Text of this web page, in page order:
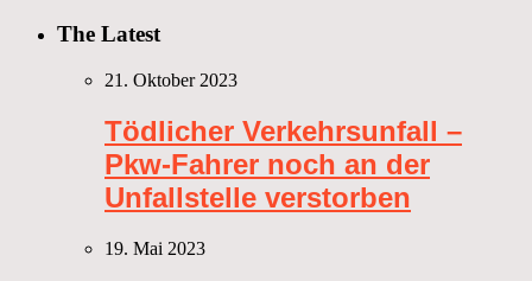
The Latest
21. Oktober 2023
Tödlicher Verkehrsunfall –
Pkw-Fahrer noch an der
Unfallstelle verstorben
19. Mai 2023